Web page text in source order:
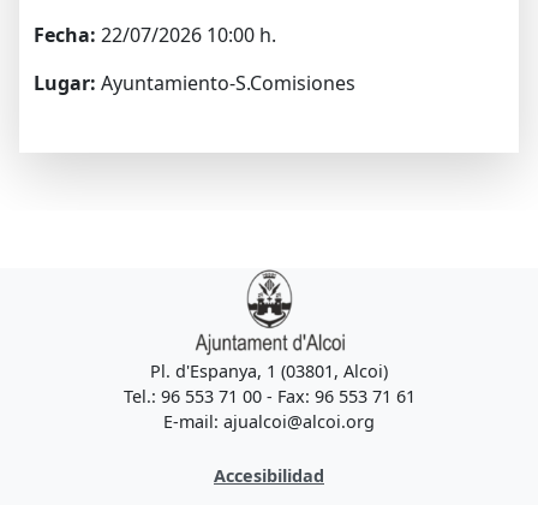
Fecha: 22/07/2026 10:00 h.
Lugar: Ayuntamiento-S.Comisiones
Pl. d'Espanya, 1 (03801, Alcoi)
Tel.: 96 553 71 00 - Fax: 96 553 71 61
E-mail: ajualcoi@alcoi.org
Accesibilidad